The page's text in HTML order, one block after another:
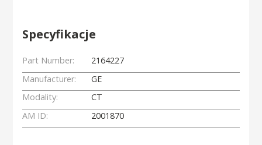
Specyfikacje
Part Number:
2164227
Manufacturer:
GE
Modality:
CT
AM ID:
2001870